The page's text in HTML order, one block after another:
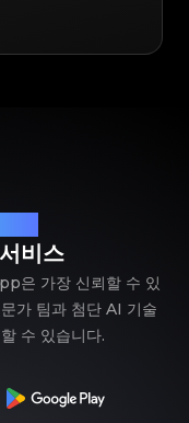
비스
은 가장 신뢰할 수 있
가 팀과 첨단 AI 기술
수 있습니다.